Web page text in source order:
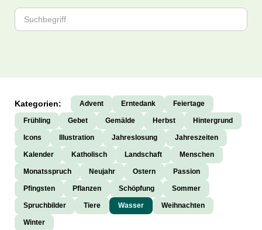
Kategorien: Advent Erntedank Feiertage
Frühling Gebet Gemälde Herbst Hintergrund
Icons Illustration Jahreslosung Jahreszeiten
Kalender Katholisch Landschaft Menschen
Monatsspruch Neujahr Ostern Passion
Pfingsten Pflanzen Schöpfung Sommer
Spruchbilder Tiere Wasser Weihnachten
Winter